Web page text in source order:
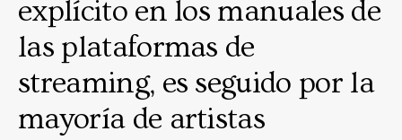
explícito en los manuales de
las plataformas de
streaming, es seguido por la
mayoría de artistas